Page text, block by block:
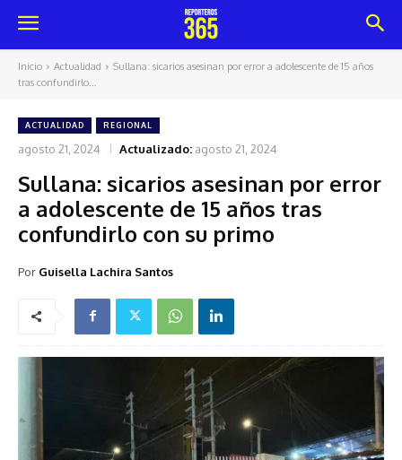
Inicio Actualidad
Sullana: sicarios asesinan por error a adolescente de 15 años
tras confundirlo...
ACTUALIDAD REGIONAL
agosto 21, 2024 Actualizado: agosto 21, 2024
Sullana: sicarios asesinan por error
a adolescente de 15 años tras
confundirlo con su primo
Por Guisella Lachira Santos